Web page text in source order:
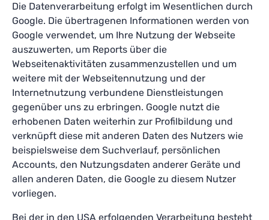
Die Datenverarbeitung erfolgt im Wesentlichen durch
Google. Die übertragenen Informationen werden von
Google verwendet, um Ihre Nutzung der Webseite
auszuwerten, um Reports über die
Webseitenaktivitäten zusammenzustellen und um
weitere mit der Webseitennutzung und der
Internetnutzung verbundene Dienstleistungen
gegenüber uns zu erbringen. Google nutzt die
erhobenen Daten weiterhin zur Profilbildung und
verknüpft diese mit anderen Daten des Nutzers wie
beispielsweise dem Suchverlauf, persönlichen
Accounts, den Nutzungsdaten anderer Geräte und
allen anderen Daten, die Google zu diesem Nutzer
vorliegen.
Bei der in den USA erfolgenden Verarbeitung besteht